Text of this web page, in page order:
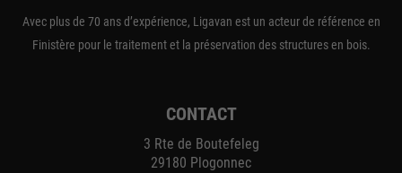
Avec plus de 70 ans d’expérience, Ligavan est un acteur de référence en
Finistère pour le traitement et la préservation des structures en bois.
CONTACT
3 Rte de Boutefeleg
29180 Plogonnec